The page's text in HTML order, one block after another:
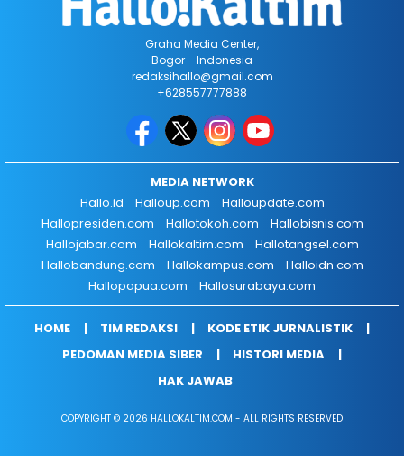
Graha Media Center,
Bogor - Indonesia
redaksihallo@gmail.com
+628557777888
MEDIA NETWORK
Hallo.id
Halloup.com
Halloupdate.com
Hallopresiden.com
Hallotokoh.com
Hallobisnis.com
Hallojabar.com
Hallokaltim.com
Hallotangsel.com
Hallobandung.com
Hallokampus.com
Halloidn.com
Hallopapua.com
Hallosurabaya.com
HOME TIM REDAKSI
KODE ETIK JURNALISTIK
PEDOMAN MEDIA SIBER
HISTORI MEDIA
HAK JAWAB
COPYRIGHT © 2026 HALLOKALTIM.COM - ALL RIGHTS RESERVED